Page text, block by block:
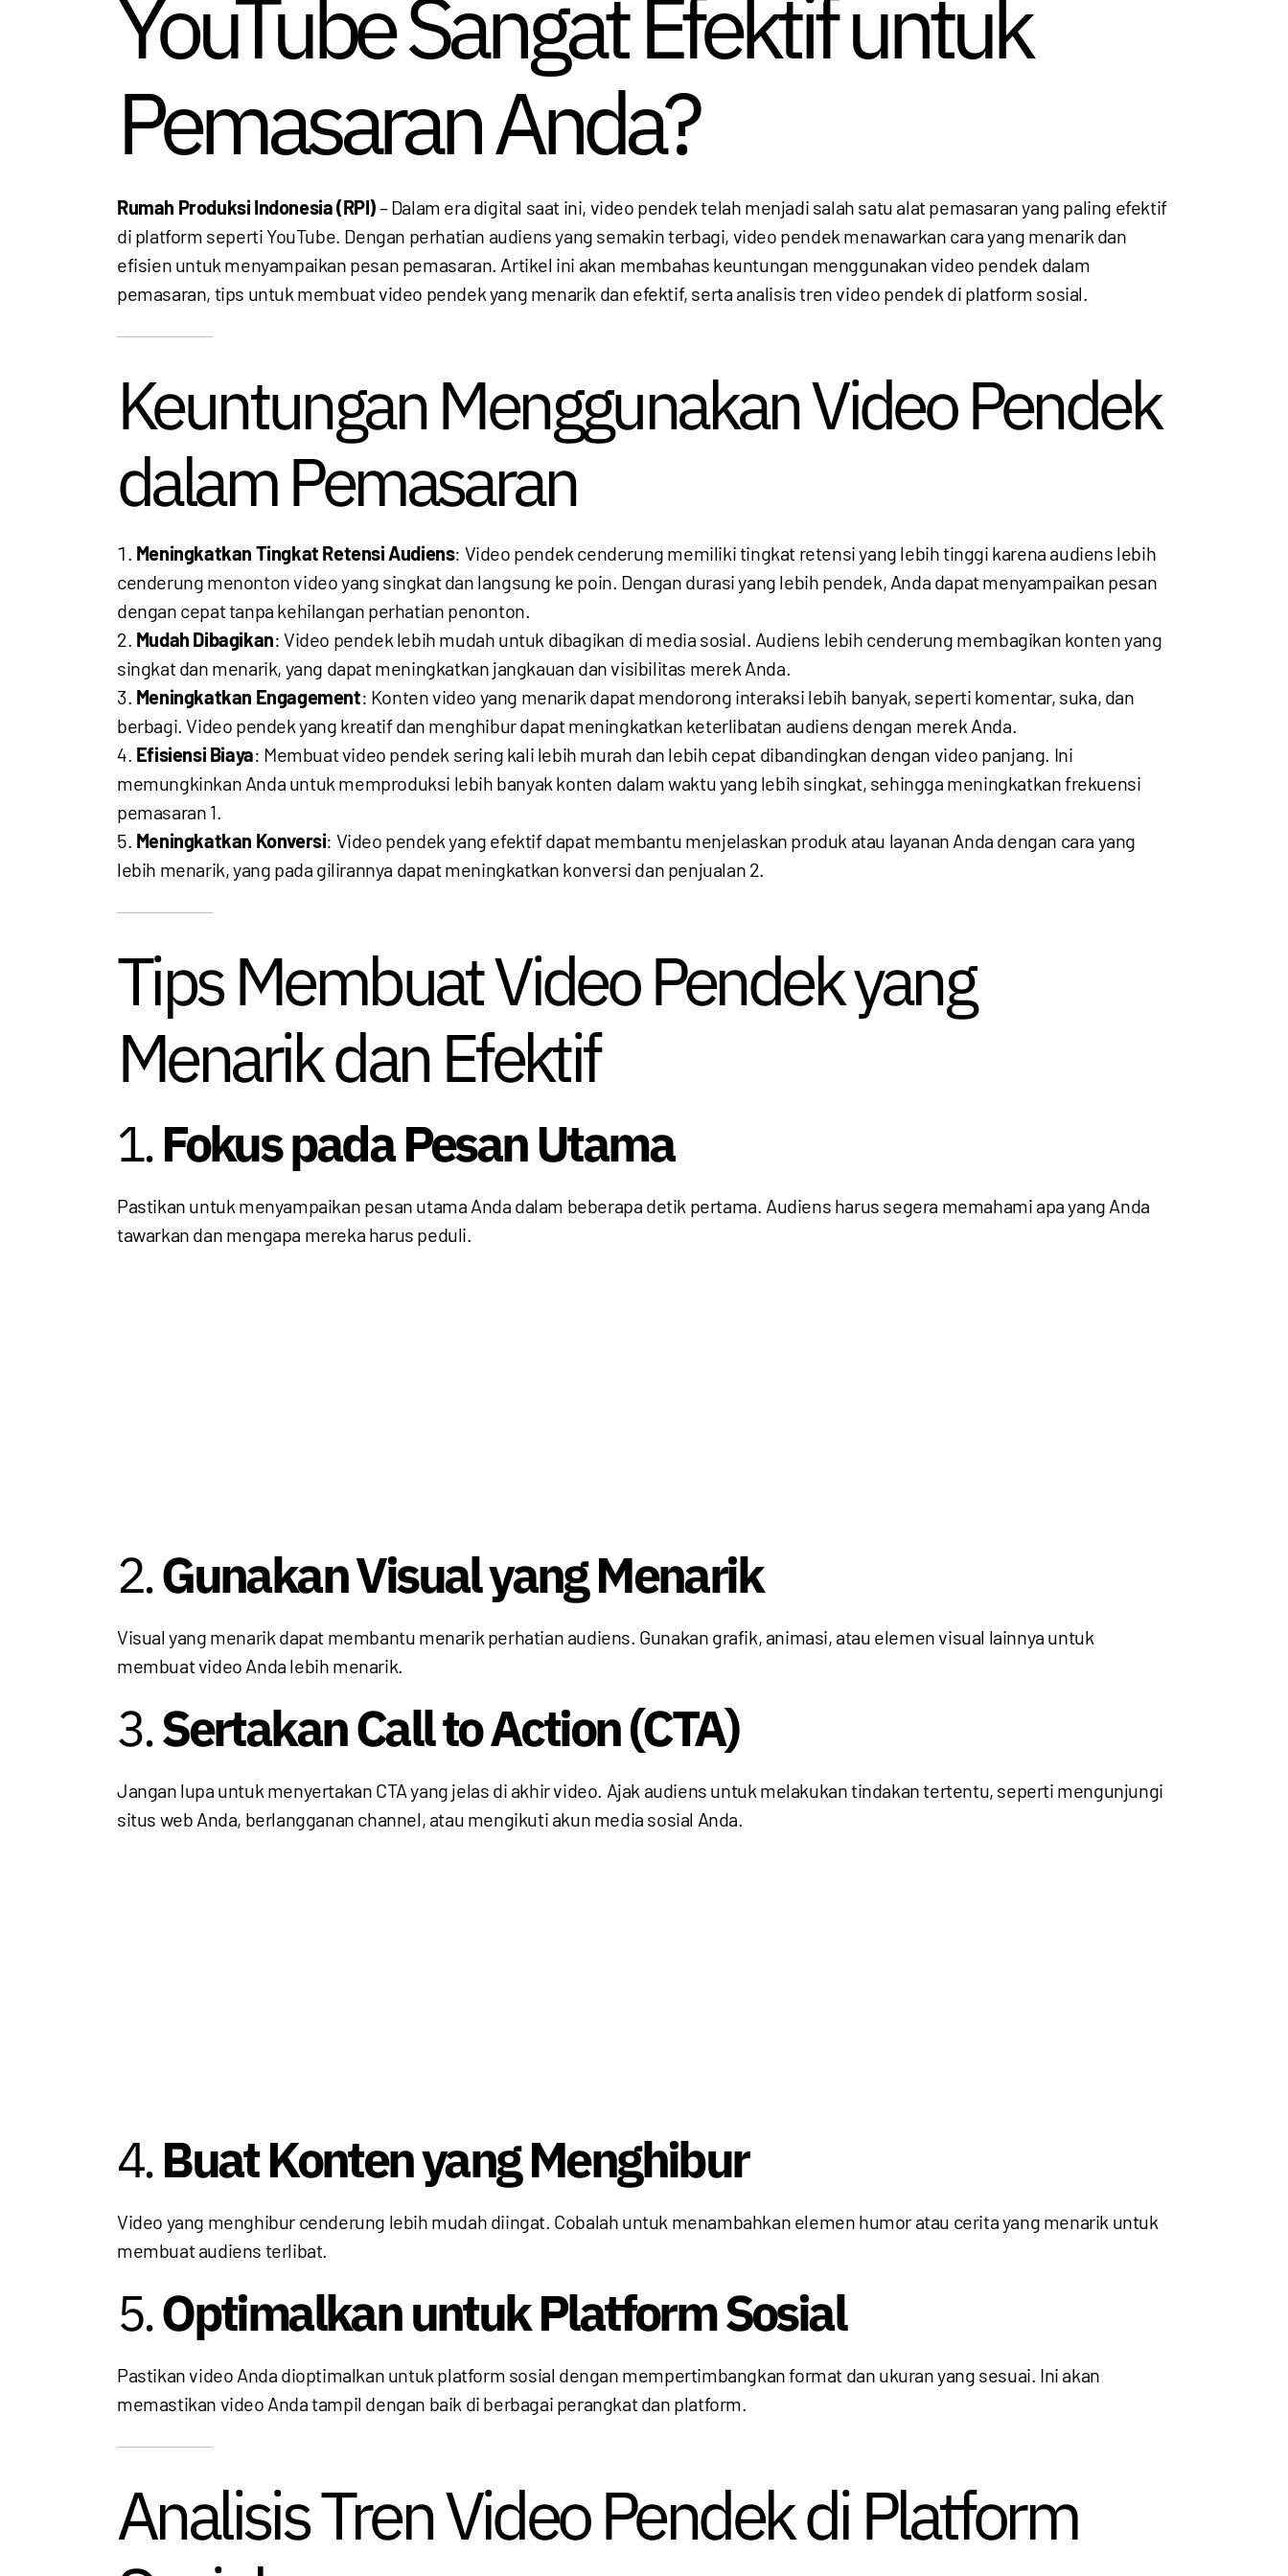
YouTube Sangat Efektif untuk
Pemasaran Anda?
Rumah Produksi Indonesia (RPI)– Dalam era digital saat ini, video pendek telah menjadi salah satu alat pemasaran yang paling efektif
di platform seperti YouTube. Dengan perhatian audiens yang semakin terbagi, video pendek menawarkan cara yang menarik dan
efisien untuk menyampaikan pesan pemasaran. Artikel ini akan membahas keuntungan menggunakan video pendek dalam
pemasaran, tips untuk membuat video pendek yang menarik dan efektif, serta analisis tren video pendek di platform sosial.
Keuntungan Menggunakan Video Pendek
dalam Pemasaran
Meningkatkan Tingkat Retensi Audiens: Video pendek cenderung memiliki tingkat retensi yang lebih tinggi karena audiens lebih
cenderung menonton video yang singkat dan langsung ke poin. Dengan durasi yang lebih pendek, Anda dapat menyampaikan pesan
dengan cepat tanpa kehilangan perhatian penonton.
Mudah Dibagikan: Video pendek lebih mudah untuk dibagikan di media sosial. Audiens lebih cenderung membagikan konten yang
singkat dan menarik, yang dapat meningkatkan jangkauan dan visibilitas merek Anda.
Meningkatkan Engagement: Konten video yang menarik dapat mendorong interaksi lebih banyak, seperti komentar, suka, dan
berbagi. Video pendek yang kreatif dan menghibur dapat meningkatkan keterlibatan audiens dengan merek Anda.
Efisiensi Biaya: Membuat video pendek sering kali lebih murah dan lebih cepat dibandingkan dengan video panjang. Ini
memungkinkan Anda untuk memproduksi lebih banyak konten dalam waktu yang lebih singkat, sehingga meningkatkan frekuensi
pemasaran 1.
Meningkatkan Konversi: Video pendek yang efektif dapat membantu menjelaskan produk atau layanan Anda dengan cara yang
lebih menarik, yang pada gilirannya dapat meningkatkan konversi dan penjualan 2.
Tips Membuat Video Pendek yang
Menarik dan Efektif
1.Fokus pada Pesan Utama
Pastikan untuk menyampaikan pesan utama Anda dalam beberapa detik pertama. Audiens harus segera memahami apa yang Anda
tawarkan dan mengapa mereka harus peduli.
2.Gunakan Visual yang Menarik
Visual yang menarik dapat membantu menarik perhatian audiens. Gunakan grafik, animasi, atau elemen visual lainnya untuk
membuat video Anda lebih menarik.
3.Sertakan Call to Action (CTA)
Jangan lupa untuk menyertakan CTA yang jelas di akhir video. Ajak audiens untuk melakukan tindakan tertentu, seperti mengunjungi
situs web Anda, berlangganan channel, atau mengikuti akun media sosial Anda.
4.Buat Konten yang Menghibur
Video yang menghibur cenderung lebih mudah diingat. Cobalah untuk menambahkan elemen humor atau cerita yang menarik untuk
membuat audiens terlibat.
5.Optimalkan untuk Platform Sosial
Pastikan video Anda dioptimalkan untuk platform sosial dengan mempertimbangkan format dan ukuran yang sesuai. Ini akan
memastikan video Anda tampil dengan baik di berbagai perangkat dan platform.
Analisis Tren Video Pendek di Platform